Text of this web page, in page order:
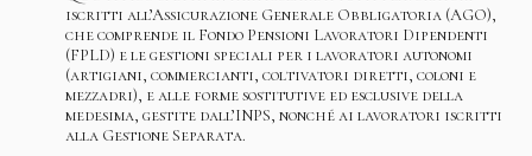
iscritti all’Assicurazione Generale Obbligatoria (AGO),
che comprende il Fondo Pensioni Lavoratori Dipendenti
(FPLD) e le gestioni speciali per i lavoratori autonomi
(artigiani, commercianti, coltivatori diretti, coloni e
mezzadri), e alle forme sostitutive ed esclusive della
medesima, gestite dall’INPS, nonché ai lavoratori iscritti
alla Gestione Separata.